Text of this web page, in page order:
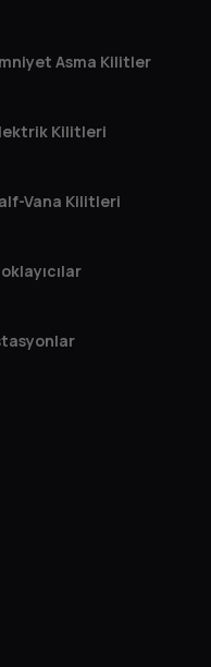
Asma Kilitler
Kilitleri
Vana Kilitleri